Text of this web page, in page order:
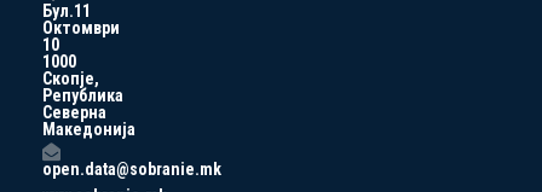
Бул.11
Октомври
10
1000
Скопје,
Република
Северна
Македонија
open.data@sobranie.mk